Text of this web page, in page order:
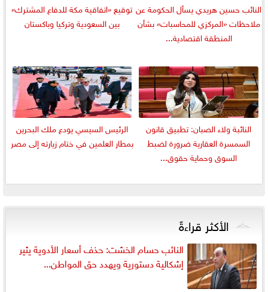
النائب حسين هريدي يسأل الحكومة عن
ملاحظات «المركزي للمحاسبات» بشأن
المنطقة اقتصادية...
توقيع «اتفاقية مكة للدفاع المشترك»
بين السعودية وتركيا وباكستان
النائبة ولاء الصبان: تطبيق قانون
السمسرة العقارية ضرورة لضبط
السوق وحماية حقوق...
الرئيس السيسي يودع ملك البحرين
بمطار العلمين في ختام زيارته إلى مصر
الأكثر قراءةً
النائب حسام الخشت: حذف أسعار الأدوية يثير
إشكالية دستورية ويهدد حق المواطن...